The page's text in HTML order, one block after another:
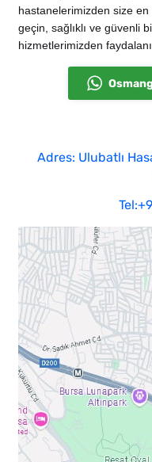
hastanelerimizden size en
geçin, sağlıklı ve güvenli
hizmetlerimizden
Adres: Ulubatlı